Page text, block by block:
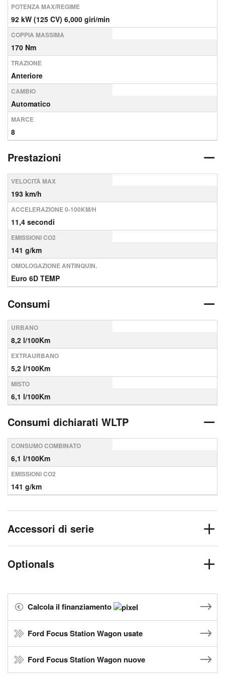
POTENZA MAX/REGIME
92 kW (125 CV) 6,000 giri/min
COPPIA MASSIMA
170 Nm
TRAZIONE
Anteriore
CAMBIO
Automatico
MARCE
8
Prestazioni
VELOCITÀ MAX
193 km/h
ACCELERAZIONE 0-100KM/H
11,4 secondi
EMISSIONI CO2
141 g/km
OMOLOGAZIONE ANTINQUIN.
Euro 6D TEMP
Consumi
URBANO
8,2 l/100Km
EXTRAURBANO
5,2 l/100Km
MISTO
6,1 l/100Km
Consumi dichiarati WLTP
CONSUMO COMBINATO
6,1 l/100Km
EMISSIONI CO2
141 g/km
Accessori di serie
Optionals
Calcola il finanziamento
Ford Focus Station Wagon usate
Ford Focus Station Wagon nuove